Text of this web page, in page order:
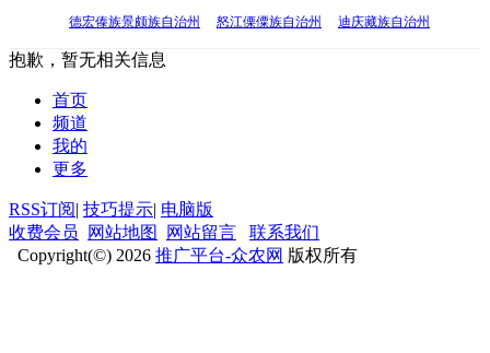
德宏傣族景颇族自治州
怒江傈僳族自治州 迪庆藏族自治州
抱歉，暂无相关信息
首页
频道
我的
更多
RSS订阅| 技巧提示| 电脑版
收费会员
网站地图 网站留言
联系我们
Copyright(©) 2026 推广平台-众农网 版权所有